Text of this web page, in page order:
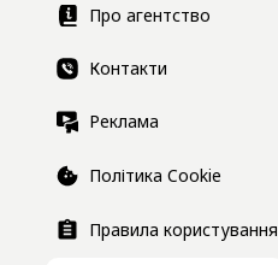
Про агентство
Контакти
Реклама
Політика Cookie
Правила користування